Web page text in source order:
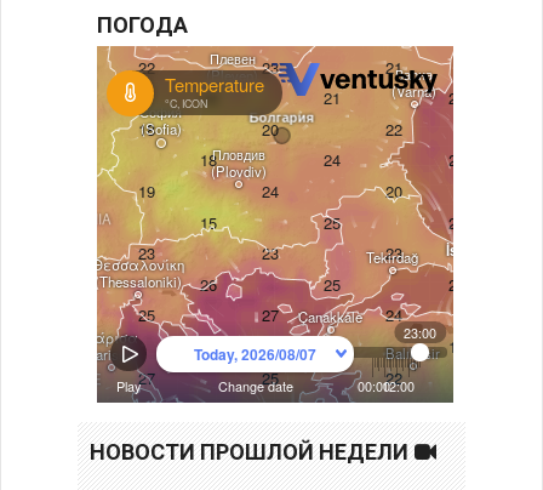
ПОГОДА
НОВОСТИ ПРОШЛОЙ НЕДЕЛИ